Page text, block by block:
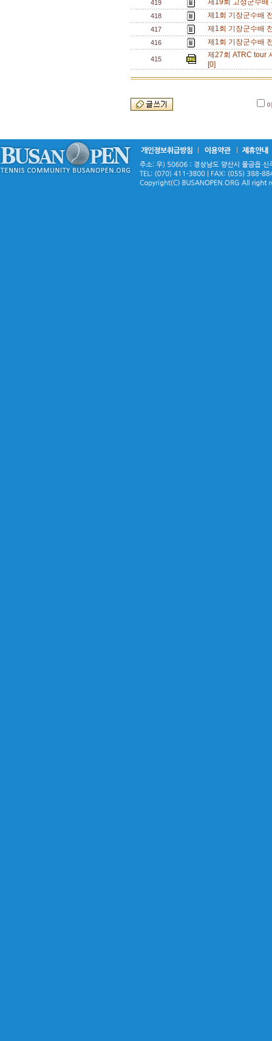
419 제19회 고성군수
418 제1회 기장군수배
417 제1회 기장군수배
416 제1회 기장군수배
415
제27회 ATRC tour
[0]